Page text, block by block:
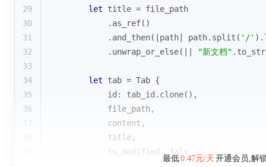
29
let title = file_path
30
            .as_ref()
31
            .and_then(|path| path.split(
'/'
32
            .unwrap_or_else(||
"新文档"
33
34
let tab = Tab {
35
            id: tab_id.clone(),
36
            file_path,
37
            content,
            title,
            is_modified: fals
最低0.47元/天 开通会员,解